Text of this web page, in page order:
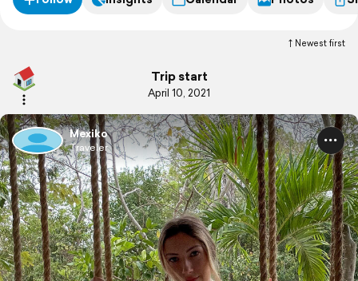
Newest first
Trip start
April 10, 2021
Mexiko
Traveler